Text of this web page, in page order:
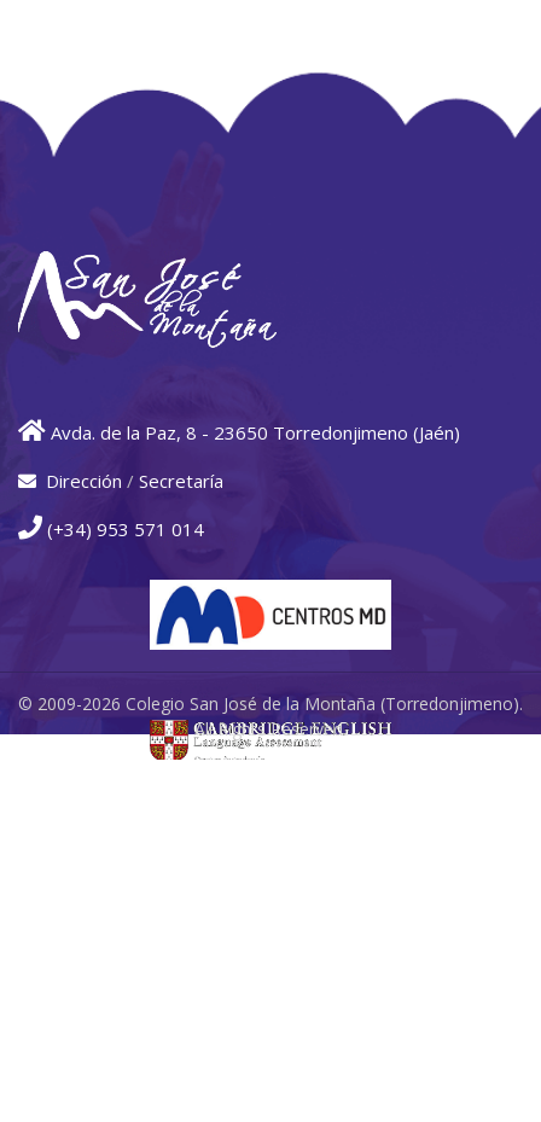
Avda. de la Paz, 8 - 23650 Torredonjimeno (Jaén)
Dirección / Secretaría
(+34) 953 571 014
© 2009-2026 Colegio San José de la Montaña (Torredonjimeno).
All Rights Reserved.